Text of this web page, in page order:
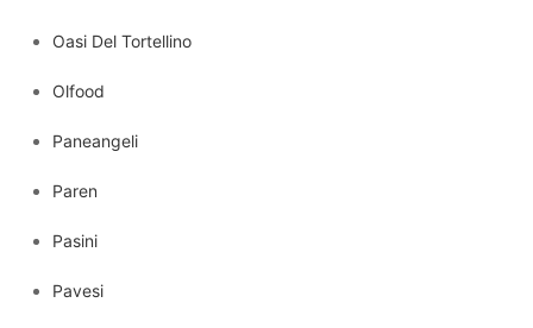
Oasi Del Tortellino
Olfood
Paneangeli
Paren
Pasini
Pavesi